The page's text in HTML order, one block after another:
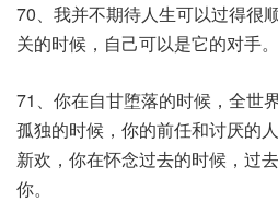
70、我并不期待人生可以过得很
关的时候，自己可以是它的对手。
71、你在自甘堕落的时候，全世
孤独的时候，你的前任和讨厌的
新欢，你在怀念过去的时候，过
你。